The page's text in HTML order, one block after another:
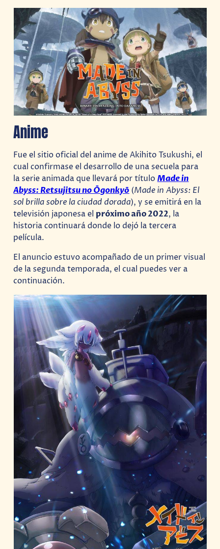
Anime
Fue el sitio oficial del anime de Akihito Tsukushi, el
cual confirmase el desarrollo de una secuela para
la serie animada que llevará por títuloMade in
Abyss: Retsujitsu no Ōgonkyō (Made in Abyss: El
sol brilla sobre la ciudad dorada), y se emitirá en la
televisión japonesa el próximo año 2022, la
historia continuará donde lo dejó la tercera
película.
El anuncio estuvo acompañado de un primer visual
de la segunda temporada, el cual puedes ver a
continuación.